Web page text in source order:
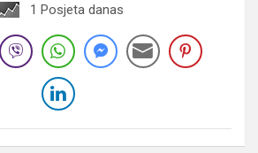
1 Posjeta danas